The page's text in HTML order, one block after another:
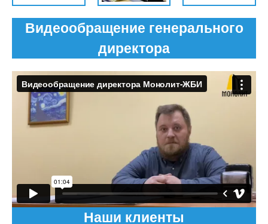
Видеообращение генерального
директора
Наши клиенты